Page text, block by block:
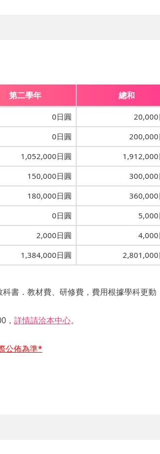
第二學年 總和
0日圓
20,000
0日圓
200,000
1,052,000日圓
1,912,000
150,000日圓
300,000
180,000日圓
360,000
0日圓
5,000
2,000日圓
4,000
1,384,000日圓 2,801,000
書．教材費、研修費，費用根據學科更動
， 詳情請洽本中心。
公佈為準*